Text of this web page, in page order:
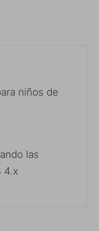
niños de
las
4.x